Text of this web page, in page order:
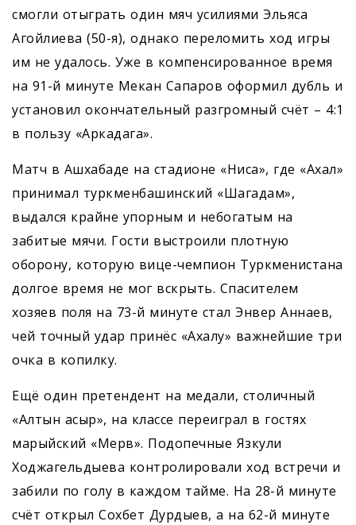
смогли отыграть один мяч усилиями Эльяса
Агойлиева (50-я), однако переломить ход игры
им не удалось. Уже в компенсированное время
на 91-й минуте Мекан Сапаров оформил дубль и
установил окончательный разгромный счёт – 4:1
в пользу «Аркадага».
Матч в Ашхабаде на стадионе «Ниса», где «Ахал»
принимал туркменбашинский «Шагадам»,
выдался крайне упорным и небогатым на
забитые мячи. Гости выстроили плотную
оборону, которую вице-чемпион Туркменистана
долгое время не мог вскрыть. Спасителем
хозяев поля на 73-й минуте стал Энвер Аннаев,
чей точный удар принёс «Ахалу» важнейшие три
очка в копилку.
Ещё один претендент на медали, столичный
«Алтын асыр», на классе переиграл в гостях
марыйский «Мерв». Подопечные Язкули
Ходжагельдыева контролировали ход встречи и
забили по голу в каждом тайме. На 28-й минуте
счёт открыл Сохбет Дурдыев, а на 62-й минуте